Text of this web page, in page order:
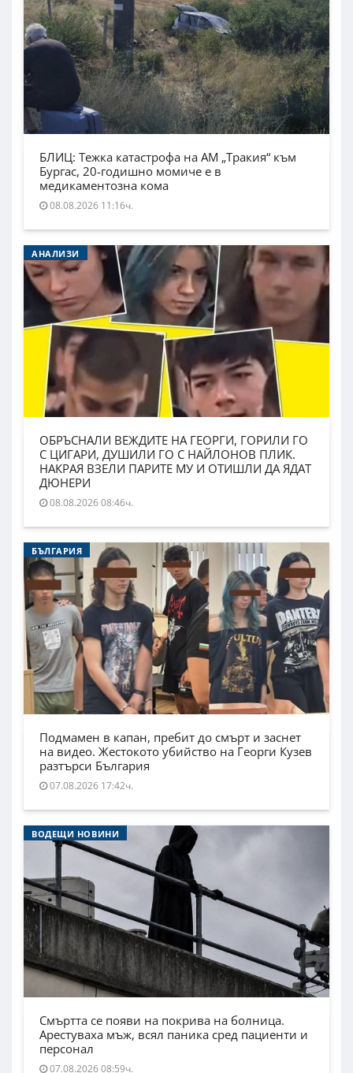
БЛИЦ: Тежка катастрофа на АМ „Тракия“ към
Бургас, 20-годишно момиче е в
медикаментозна кома
08.08.2026 11:16ч.
АНАЛИЗИ
ОБРЪСНАЛИ ВЕЖДИТЕ НА ГЕОРГИ, ГОРИЛИ ГО
С ЦИГАРИ, ДУШИЛИ ГО С НАЙЛОНОВ ПЛИК.
НАКРАЯ ВЗЕЛИ ПАРИТЕ МУ И ОТИШЛИ ДА ЯДАТ
ДЮНЕРИ
08.08.2026 08:46ч.
БЪЛГАРИЯ
Подмамен в капан, пребит до смърт и заснет
на видео. Жестокото убийство на Георги Кузев
разтърси България
07.08.2026 17:42ч.
ВОДЕЩИ НОВИНИ
Смъртта се появи на покрива на болница.
Арестуваха мъж, всял паника сред пациенти и
персонал
07.08.2026 08:59ч.